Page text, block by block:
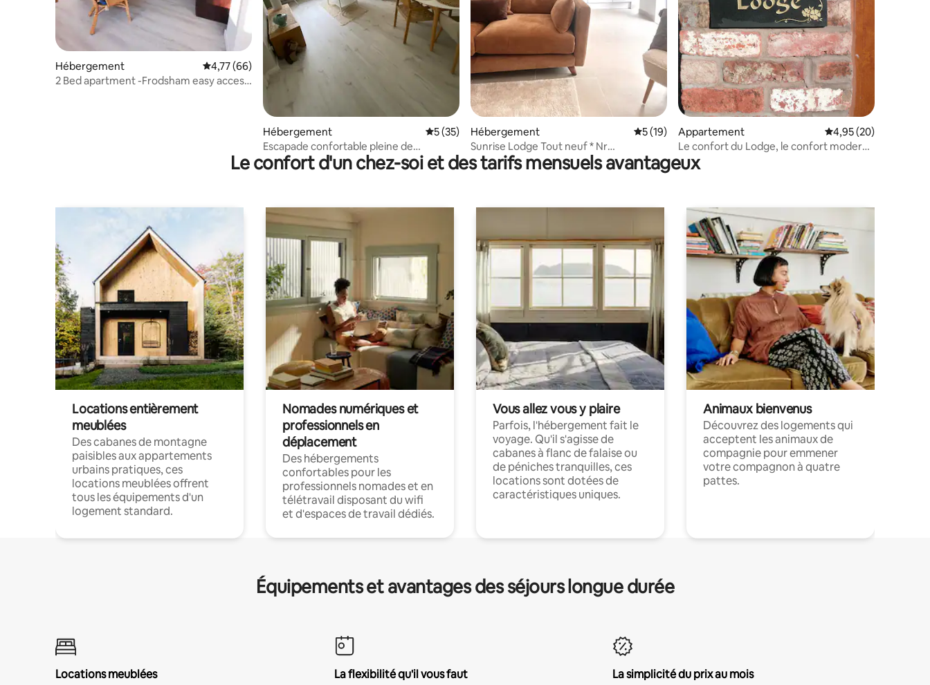
Hébergement Évaluation moyenne sur la base de 66 commentaires : 4,77 sur 5
4,77 (66)
2 Bed apartment -Frodsham easy access
Hébergement Évaluation moyenne sur la base de 35 commentaires : 5 sur 5
5 (35)
Escapade confortable pleine de
caractère.
Hébergement Évaluation moyenne sur la base de 19 commentaires : 5 sur 5
5 (19)
Sunrise Lodge Tout neuf * Nr
Stocktonheath
Appartement Évaluation moyenne
4,95 (20)
Le confort du Lodge, le confort moderne
et la détente.
Le confort d'un chez-soi et des tarifs mensuels avantageux
Locations entièrement
meublées
Des cabanes de montagne
paisibles aux appartements
urbains pratiques, ces
locations meublées offrent
tous les équipements d'un
logement standard.
Nomades numériques et
professionnels en
déplacement
Des hébergements
confortables pour les
professionnels nomades et en
télétravail disposant du wifi
et d'espaces de travail dédiés.
Vous allez vous y plaire
Parfois, l'hébergement fait le
voyage. Qu'il s'agisse de
cabanes à flanc de falaise ou
de péniches tranquilles, ces
locations sont dotées de
caractéristiques uniques.
Animaux bienvenus
Découvrez des logements qui
acceptent les animaux de
compagnie pour emmener
votre compagnon à quatre
pattes.
Équipements et avantages des séjours longue durée
Locations meublées
La flexibilité qu'il vous faut
La simplicité du prix au mois